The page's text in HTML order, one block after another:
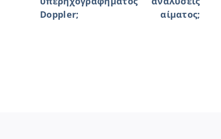
Doppler;
αίματος;